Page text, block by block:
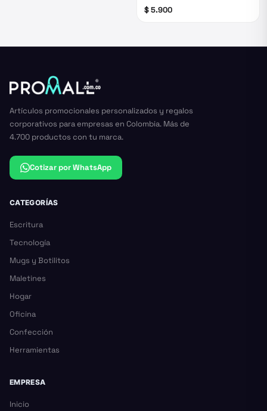
$ 5.900
Artículos promocionales personalizados y regalos
corporativos para empresas en Colombia. Más de
4.700 productos con tu marca.
Cotizar por WhatsApp
CATEGORÍAS
Escritura
Tecnología
Mugs y Botilitos
Maletines
Hogar
Oficina
Confección
Herramientas
EMPRESA
Inicio